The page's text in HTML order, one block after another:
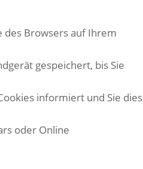
des Browsers auf Ihrem
gespeichert, bis Sie
informiert und Sie dies
oder Online